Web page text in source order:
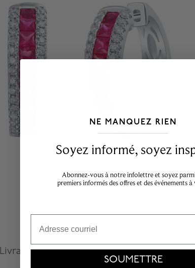
Livraison et retours
NE MANQUEZ RIEN
Soyez informé, soyez
Abonnez-vous à notre infolettre et soyez
premiers informés des offres et des événements à
SOUMETTRE